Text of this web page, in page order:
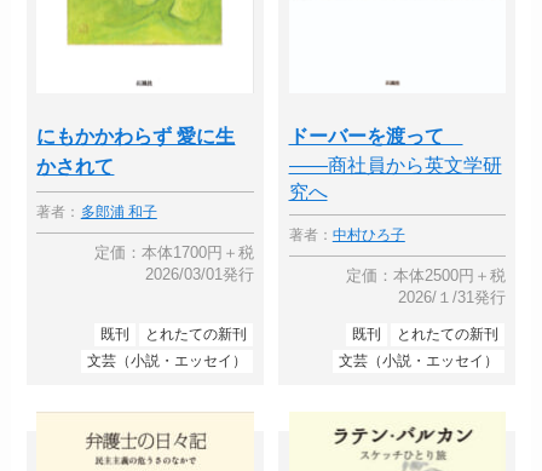
にもかかわらず 愛に生
かされて
著者： 多郎浦 和子
定価：本体1700円＋税
2026/03/01発行
既刊
とれたての新刊
文芸（小説・エッセイ）
ドーバーを渡って
――商社員から英文学研
究へ
著者： 中村ひろ子
定価：本体2500円＋税
2026/１/31発行
既刊
とれたての新刊
文芸（小説・エッセイ）